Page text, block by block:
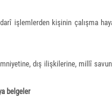
işlemlerden kişinin çalışma
dış ilişkilerine, millî
belgeler